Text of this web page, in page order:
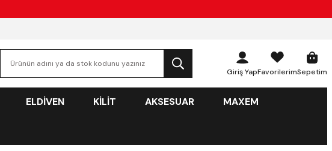
Giriş YapFavorilerimSepetim
ELDİVEN KİLİT AKSESUAR MAXEM